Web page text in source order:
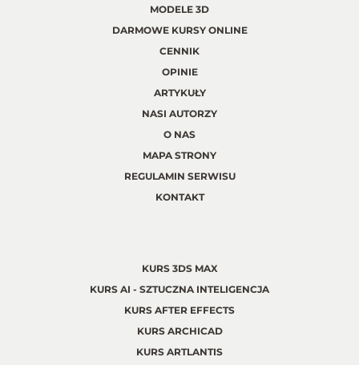
MODELE 3D
DARMOWE KURSY ONLINE
CENNIK
OPINIE
ARTYKUŁY
NASI AUTORZY
O NAS
MAPA STRONY
REGULAMIN SERWISU
KONTAKT
KURS 3DS MAX
KURS AI - SZTUCZNA INTELIGENCJA
KURS AFTER EFFECTS
KURS ARCHICAD
KURS ARTLANTIS